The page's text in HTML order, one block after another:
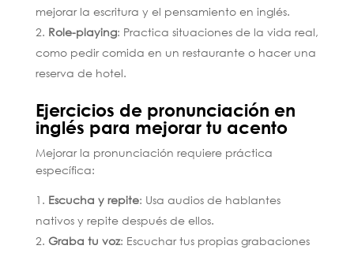
mejorar la escritura y el pensamiento en inglés.
Role-playing: Practica situaciones de la vida real,
como pedir comida en un restaurante o hacer una
reserva de hotel.
Ejercicios de pronunciación en
inglés para mejorar tu acento
Mejorar la pronunciación requiere práctica
específica:
Escucha y repite: Usa audios de hablantes
nativos y repite después de ellos.
Graba tu voz: Escuchar tus propias grabaciones